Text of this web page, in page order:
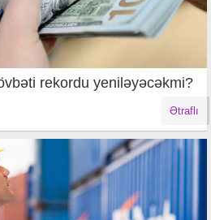
rekordu yeniləyəcəkmi?
Ətraflı